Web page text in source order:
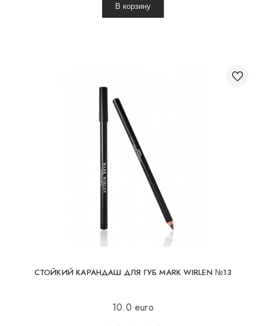
В корзину
СТОЙКИЙ КАРАНДАШ ДЛЯ ГУБ MARK WIRLEN №13
10.0 euro